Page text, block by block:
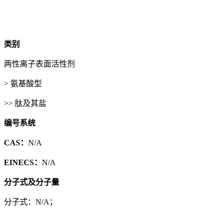
类别
两性离子表面活性剂
> 氨基酸型
>> 肽及其盐
编号系统
CAS： N/A
EINECS： N/A
分子式及分子量
分子式：N/A；